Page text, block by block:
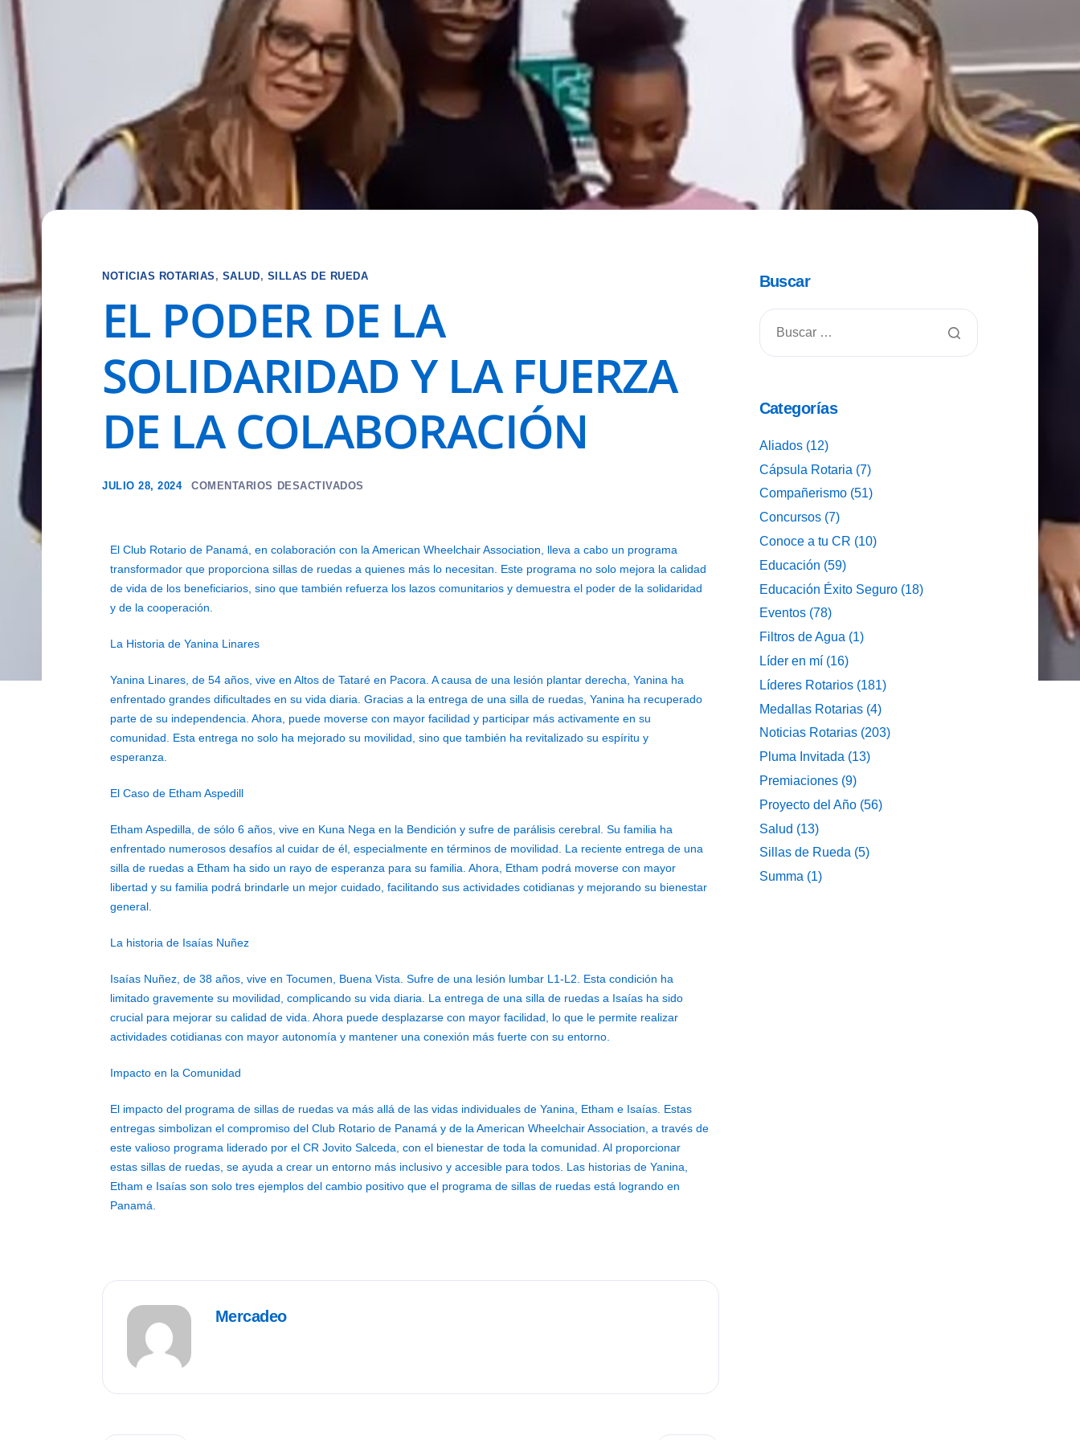
NOTICIAS ROTARIAS , SALUD, SILLAS DE RUEDA
EL PODER DE LA
SOLIDARIDAD Y LA FUERZA
DE LA COLABORACIÓN
JULIO 28, 2024 COMENTARIOS DESACTIVADOS
El Club Rotario de Panamá, en colaboración con la American Wheelchair Association, lleva a cabo un programa
transformador que proporciona sillas de ruedas a quienes más lo necesitan. Este programa no solo mejora la calidad
de vida de los beneficiarios, sino que también refuerza los lazos comunitarios y demuestra el poder de la solidaridad
y de la cooperación.
La Historia de Yanina Linares
Yanina Linares, de 54 años, vive en Altos de Tataré en Pacora. A causa de una lesión plantar derecha, Yanina ha
enfrentado grandes dificultades en su vida diaria. Gracias a la entrega de una silla de ruedas, Yanina ha recuperado
parte de su independencia. Ahora, puede moverse con mayor facilidad y participar más activamente en su
comunidad. Esta entrega no solo ha mejorado su movilidad, sino que también ha revitalizado su espíritu y
esperanza.
El Caso de Etham Aspedill
Etham Aspedilla, de sólo 6 años, vive en Kuna Nega en la Bendición y sufre de parálisis cerebral. Su familia ha
enfrentado numerosos desafíos al cuidar de él, especialmente en términos de movilidad. La reciente entrega de una
silla de ruedas a Etham ha sido un rayo de esperanza para su familia. Ahora, Etham podrá moverse con mayor
libertad y su familia podrá brindarle un mejor cuidado, facilitando sus actividades cotidianas y mejorando su bienestar
general.
La historia de Isaías Nuñez
Isaías Nuñez, de 38 años, vive en Tocumen, Buena Vista. Sufre de una lesión lumbar L1-L2. Esta condición ha
limitado gravemente su movilidad, complicando su vida diaria. La entrega de una silla de ruedas a Isaías ha sido
crucial para mejorar su calidad de vida. Ahora puede desplazarse con mayor facilidad, lo que le permite realizar
actividades cotidianas con mayor autonomía y mantener una conexión más fuerte con su entorno.
Impacto en la Comunidad
El impacto del programa de sillas de ruedas va más allá de las vidas individuales de Yanina, Etham e Isaías. Estas
entregas simbolizan el compromiso del Club Rotario de Panamá y de la American Wheelchair Association, a través de
este valioso programa liderado por el CR Jovito Salceda, con el bienestar de toda la comunidad. Al proporcionar
estas sillas de ruedas, se ayuda a crear un entorno más inclusivo y accesible para todos. Las historias de Yanina,
Etham e Isaías son solo tres ejemplos del cambio positivo que el programa de sillas de ruedas está logrando en
Panamá.
Mercadeo
Buscar
Categorías
Aliados(12)
Cápsula Rotaria (7)
Compañerismo(51)
Concursos(7)
Conoce a tu CR (10)
Educación (59)
Educación Éxito Seguro(18)
Eventos(78)
Filtros de Agua (1)
Líder en mí(16)
Líderes Rotarios(181)
Medallas Rotarias(4)
Noticias Rotarias(203)
Pluma Invitada (13)
Premiaciones(9)
Proyecto del Año(56)
Salud (13)
Sillas de Rueda (5)
Summa (1)